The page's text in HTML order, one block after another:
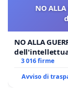
NO
NO ALLA
3 016 firme
Avviso di